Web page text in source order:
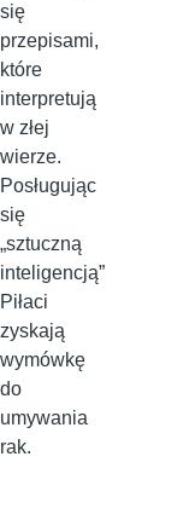
się
przepisami,
które
interpretują
w złej
wierze.
Posługując
się
„sztuczną
inteligencją”
Piłaci
zyskają
wymówkę
do
umywania
rak.